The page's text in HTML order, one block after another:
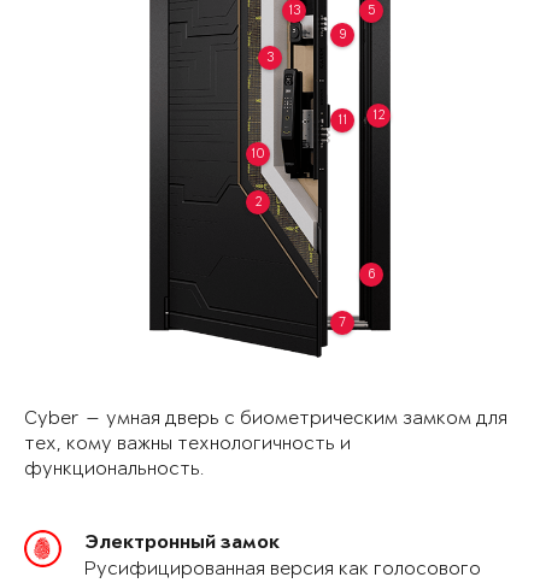
2
3
5
6
7
9
10
11 12
13
Cyber — умная дверь с биометрическим замком для
тех, кому важны технологичность и
функциональность.
Электронный замок
Русифицированная версия как голосового